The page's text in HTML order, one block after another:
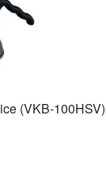
(VKB-100HSV)